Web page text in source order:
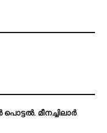
മീനച്ചിലാര്‍